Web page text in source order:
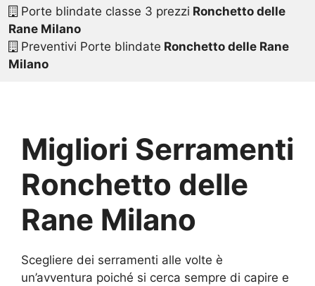
Porte blindate classe 3 prezzi Ronchetto delle
Rane Milano
Preventivi Porte blindate Ronchetto delle Rane
Milano
Migliori Serramenti
Ronchetto delle
Rane Milano
Scegliere dei serramenti alle volte è
un’avventura poiché si cerca sempre di capire e